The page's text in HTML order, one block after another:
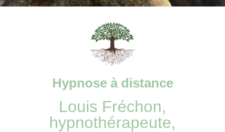
Hypnose à distance
Louis Fréchon,
hypnothérapeute,